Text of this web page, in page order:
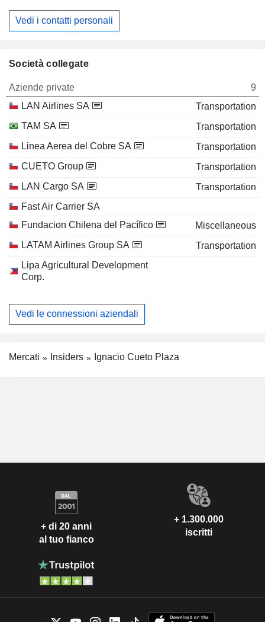
Vedi i contatti personali
Società collegate
Aziende private
9
LAN Airlines SA
Transportation
TAM SA
Transportation
Linea Aerea del Cobre SA
Transportation
CUETO Group
Transportation
LAN Cargo SA
Transportation
Fast Air Carrier SA
Fundacion Chilena del Pacífico
Miscellaneous
LATAM Airlines Group SA
Transportation
Lipa Agricultural Development
Corp.
Vedi le connessioni aziendali
Mercati Insiders Ignacio Cueto Plaza
+ di 20 anni
al tuo fianco
+ 1.300.000
iscritti